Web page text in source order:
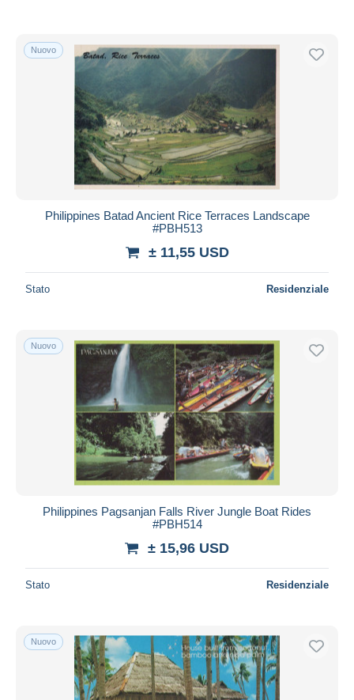
Nuovo
Philippines Batad Ancient Rice Terraces Landscape
#PBH513
± 11,55 USD
Stato Residenziale
Nuovo
Philippines Pagsanjan Falls River Jungle Boat Rides
#PBH514
± 15,96 USD
Stato Residenziale
Nuovo